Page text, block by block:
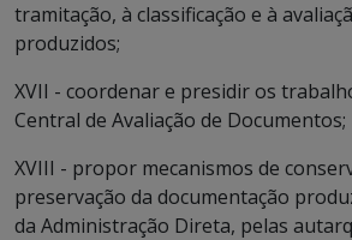
tramitação, à classificação e à
produzidos;
XVII - coordenar e presidir os
Central de Avaliação de Documentos;
XVIII - propor mecanismos de
preservação da documentação
da Administração Direta, pelas